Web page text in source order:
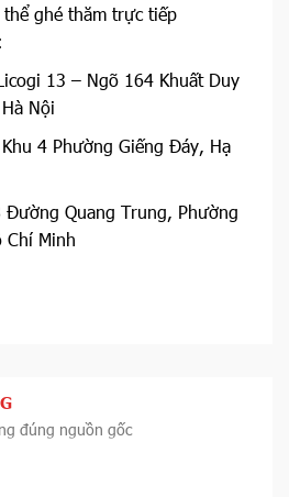
thể ghé thăm trực tiếp
13 – Ngõ 164 Khuất Duy
Nội
4 Phường Giếng Đáy, Hạ
Quang Trung, Phường
Chí Minh
đúng nguồn gốc